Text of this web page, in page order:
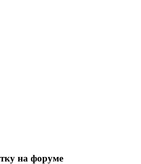
на форуме